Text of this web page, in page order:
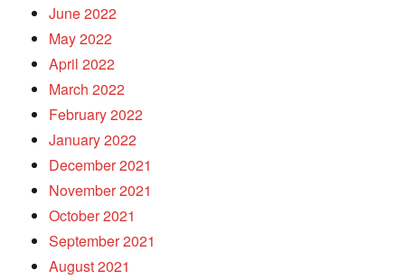
June 2022
May 2022
April 2022
March 2022
February 2022
January 2022
December 2021
November 2021
October 2021
September 2021
August 2021